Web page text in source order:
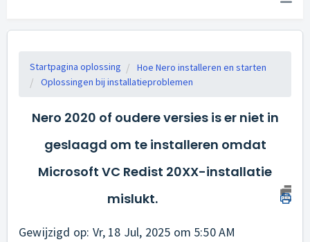
Startpagina oplossing
Hoe Nero installeren en starten
Oplossingen bij installatieproblemen
Nero 2020 of oudere versies is er niet in
geslaagd om te installeren omdat
Microsoft VC Redist 20XX-installatie
mislukt.
Gewijzigd op: Vr, 18 Jul, 2025 om 5:50 AM